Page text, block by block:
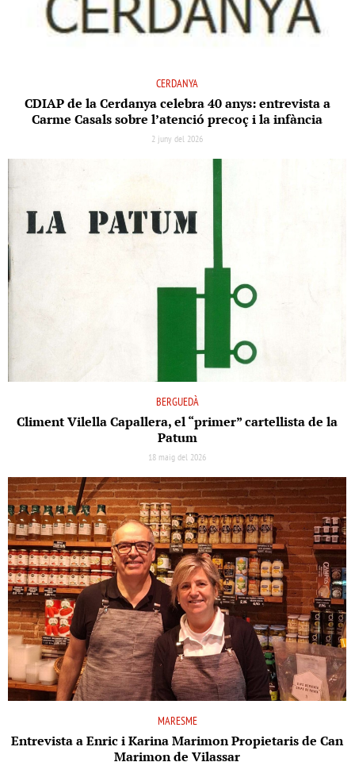
CERDANYA
CDIAP de la Cerdanya celebra 40 anys: entrevista a
Carme Casals sobre l’atenció precoç i la infància
2 juny del 2026
BERGUEDÀ
Climent Vilella Capallera, el “primer” cartellista de la
Patum
18 maig del 2026
MARESME
Entrevista a Enric i Karina Marimon Propietaris de Can
Marimon de Vilassar